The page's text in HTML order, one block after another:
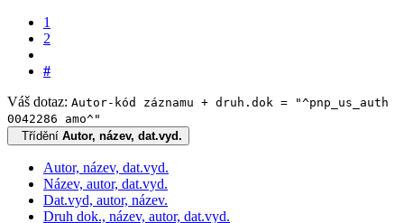
1
2
#
Váš dotaz: Autor-kód záznamu + druh.dok = "^pnp_us_auth
0042286 amo^"
Třídění Autor, název, dat.vyd.
Autor, název, dat.vyd.
Název, autor, dat.vyd.
Dat.vyd, autor, název.
Druh dok., název, autor, dat.vyd.